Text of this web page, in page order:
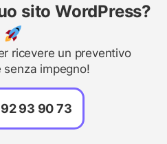
sito WordPress?
ricevere un preventivo
senza impegno!
93 90 73